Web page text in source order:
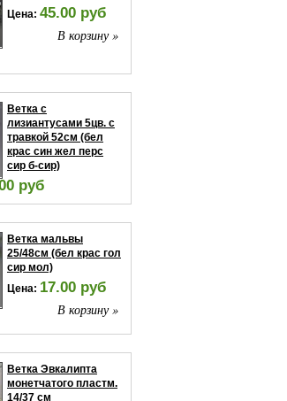
Цена: 45.00 руб
В корзину »
Ветка с
лизиантусами 5цв. с
травкой 52см (бел
крас син жел перс
сир б-сир)
руб
В корзину »
Ветка мальвы
25/48см (бел крас гол
сир мол)
Цена: 17.00 руб
В корзину »
Ветка Эвкалипта
монетчатого пластм.
14/37 см